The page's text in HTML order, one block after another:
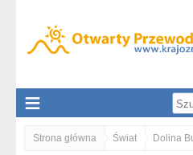
Strona główna Świat Dolina